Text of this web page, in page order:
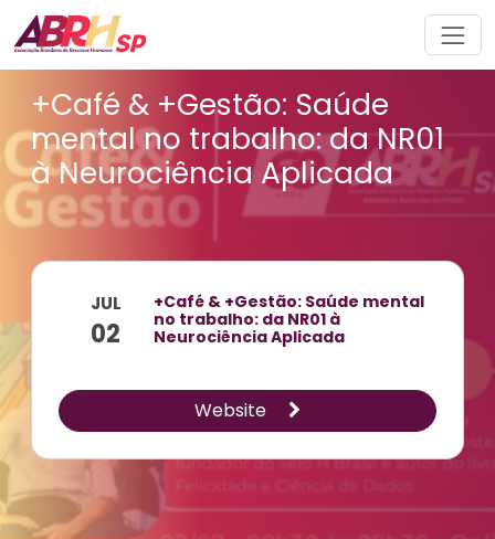
Navegação principal
+Café & +Gestão: Saúde
mental no trabalho: da NR01
à Neurociência Aplicada
JUL
02
+Café & +Gestão: Saúde mental
no trabalho: da NR01 à
Neurociência Aplicada
Website